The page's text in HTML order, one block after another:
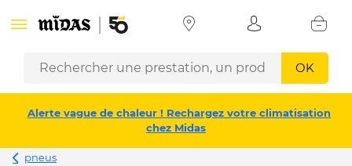
OK
Alerte vague de chaleur ! Rechargez votre climatisation
chez Midas
pneus